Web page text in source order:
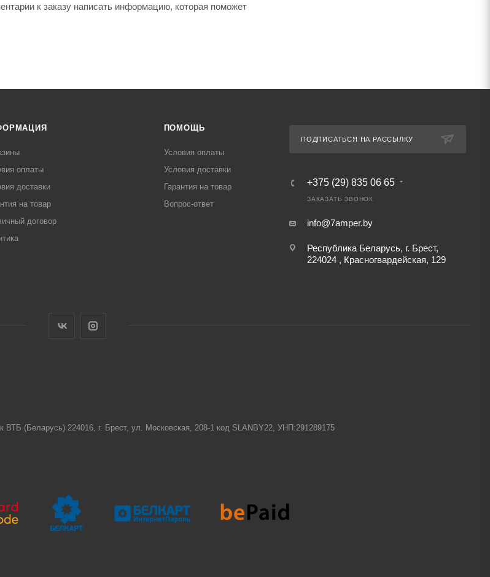
к заказу написать информацию, которая поможет
оплаты
доставки
на товар
договор
ПОМОЩЬ
Условия оплаты
Условия доставки
Гарантия на товар
Вопрос-ответ
ПОДПИСАТЬСЯ НА РАССЫЛКУ
+375 (29) 835 06 65
ЗАКАЗАТЬ ЗВОНОК
info@7amper.by
Республика Беларусь, г. Брест,
224024 , Красногвардейская, 129
(Беларусь) 224016, г. Брест, ул. Московская, 208-1 код SLANBY22, УНП:291289175